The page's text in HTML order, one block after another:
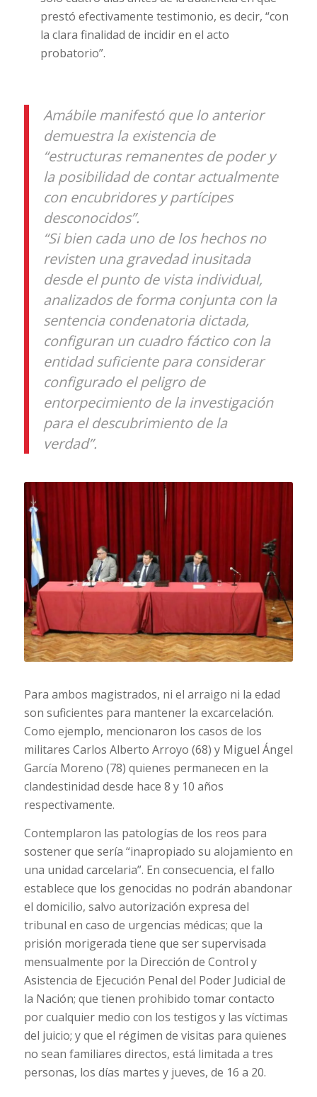
prestó efectivamente testimonio, es decir, “con
la clara finalidad de incidir en el acto
probatorio”.
Amábile manifestó que lo anterior
demuestra la existencia de
“estructuras remanentes de poder y
la posibilidad de contar actualmente
con encubridores y partícipes
desconocidos”.
“Si bien cada uno de los hechos no
revisten una gravedad inusitada
desde el punto de vista individual,
analizados de forma conjunta con la
sentencia condenatoria dictada,
configuran un cuadro fáctico con la
entidad suficiente para considerar
configurado el peligro de
entorpecimiento de la investigación
para el descubrimiento de la
verdad”.
Para ambos magistrados, ni el arraigo ni la edad
son suficientes para mantener la excarcelación.
Como ejemplo, mencionaron los casos de los
militares Carlos Alberto Arroyo (68) y Miguel Ángel
García Moreno (78) quienes permanecen en la
clandestinidad desde hace 8 y 10 años
respectivamente.
Contemplaron las patologías de los reos para
sostener que sería “inapropiado su alojamiento en
una unidad carcelaria”. En consecuencia, el fallo
establece que los genocidas no podrán abandonar
el domicilio, salvo autorización expresa del
tribunal en caso de urgencias médicas; que la
prisión morigerada tiene que ser supervisada
mensualmente por la Dirección de Control y
Asistencia de Ejecución Penal del Poder Judicial de
la Nación; que tienen prohibido tomar contacto
por cualquier medio con los testigos y las víctimas
del juicio; y que el régimen de visitas para quienes
no sean familiares directos, está limitada a tres
personas, los días martes y jueves, de 16 a 20.